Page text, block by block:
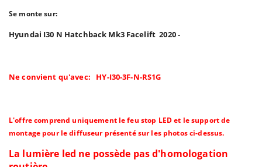
Se monte sur:
Hyundai I30 N Hatchback Mk3 Facelift 2020 -
Ne convient qu'avec: HY-I30-3F-N-RS1G
L'offre comprend uniquement le feu stop LED et le support de
montage pour le diffuseur présenté sur les photos ci-dessus.
La lumière led ne possède pas d'homologation